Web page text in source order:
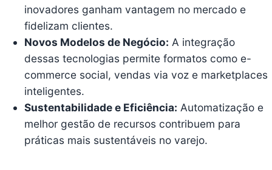
inovadores ganham vantagem no mercado e
fidelizam clientes.
Novos Modelos de Negócio: A integração
dessas tecnologias permite formatos como e-
commerce social, vendas via voz e marketplaces
inteligentes.
Sustentabilidade e Eficiência: Automatização e
melhor gestão de recursos contribuem para
práticas mais sustentáveis no varejo.